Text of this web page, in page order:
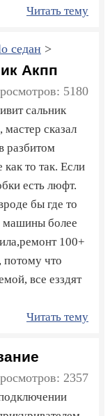
Читать тему
седан >
Акпп
5180
сальник
сказал
разбитом
то так. Если
есть люфт.
бы где то
машины более
100+
потому что
все езздят
Читать тему
2357